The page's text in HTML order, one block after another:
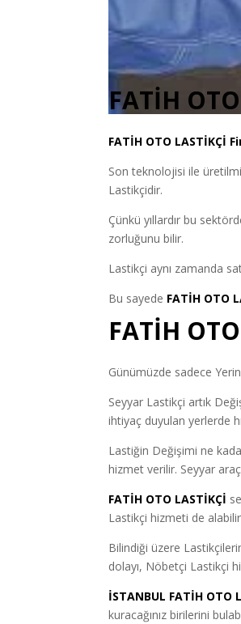
FATİH
FATİH OTO LASTİKÇİ
Son teknolojisi ile
Lastikçidir.
Çünkü yıllardır bu
zorluğunu bilir.
Lastikçi aynı zamanda
Bu sayede FATİH OTO
FATİH
Günümüzde sadece
Seyyar Lastikçi artık
ihtiyaç duyulan yerlerde
Lastiğin Değişimi ne
hizmet verilir. Seyyar
FATİH OTO LASTİKÇİ
Lastikçi hizmeti de
Bilindiği üzere
dolayı, Nöbetçi Lastikçi
İSTANBUL FATİH OTO
kuracağınız birilerini